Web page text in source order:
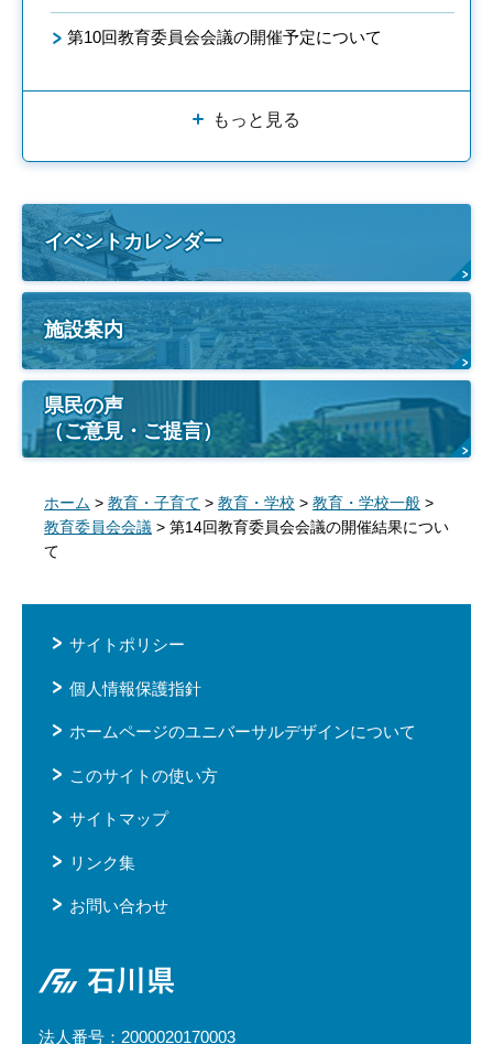
第10回教育委員会会議の開催予定について
もっと見る
イベントカレンダー
施設案内
県民の声
（ご意見・ご提言）
ホーム > 教育・子育て > 教育・学校 > 教育・学校一般 >
教育委員会会議 > 第14回教育委員会会議の開催結果につい
て
サイトポリシー
個人情報保護指針
ホームページのユニバーサルデザインについて
このサイトの使い方
サイトマップ
リンク集
お問い合わせ
石川県
法人番号：2000020170003